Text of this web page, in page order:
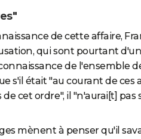
de cette affaire,
qui sont pourtant
de l'ensemble
s'il était "au courant de ces
cet ordre", il "n'aurai[t] pas
mènent à penser qu'il